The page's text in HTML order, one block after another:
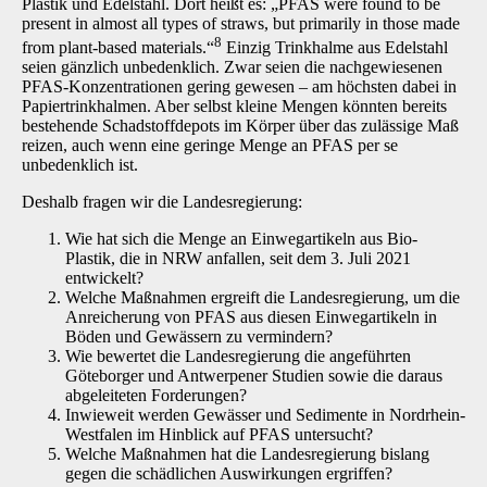
present in almost all types of straws, but primarily in those made
from plant-based materials.“8 Einzig Trinkhalme aus Edelstahl
seien gänzlich unbedenklich. Zwar seien die nachgewiesenen
PFAS-Konzentrationen gering gewesen – am höchsten dabei in
Papiertrinkhalmen. Aber selbst kleine Mengen könnten bereits
bestehende Schadstoffdepots im Körper über das zulässige Maß
reizen, auch wenn eine geringe Menge an PFAS per se
unbedenklich ist.
Deshalb fragen wir die Landesregierung:
Wie hat sich die Menge an Einwegartikeln aus Bio-
Plastik, die in NRW anfallen, seit dem 3. Juli 2021
entwickelt?
Welche Maßnahmen ergreift die Landesregierung, um die
Anreicherung von PFAS aus diesen Einwegartikeln in
Böden und Gewässern zu vermindern?
Wie bewertet die Landesregierung die angeführten
Göteborger und Antwerpener Studien sowie die daraus
abgeleiteten Forderungen?
Inwieweit werden Gewässer und Sedimente in Nordrhein-
Westfalen im Hinblick auf PFAS untersucht?
Welche Maßnahmen hat die Landesregierung bislang
gegen die schädlichen Auswirkungen ergriffen?